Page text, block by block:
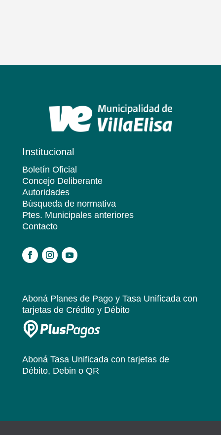
Institucional
Boletín Oficial
Concejo Deliberante
Autoridades
Búsqueda de normativa
Ptes. Municipales anteriores
Contacto
Aboná Planes de Pago y Tasa Unificadacon
tarjetas de Crédito y Débito
Aboná Tasa Unificadacon tarjetas de
Débito, Debin o QR